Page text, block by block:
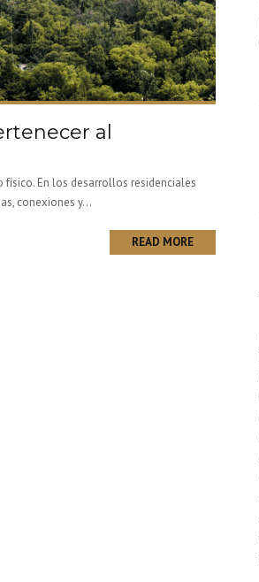
al
físico. En los desarrollos residenciales
conexiones y...
READ MORE